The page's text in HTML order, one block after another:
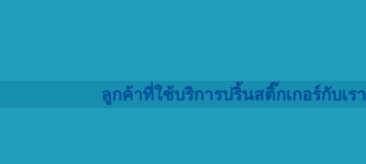
ลูกค้าที่ใช้บริการปริ้นสติ๊กเกอร์กับเรา